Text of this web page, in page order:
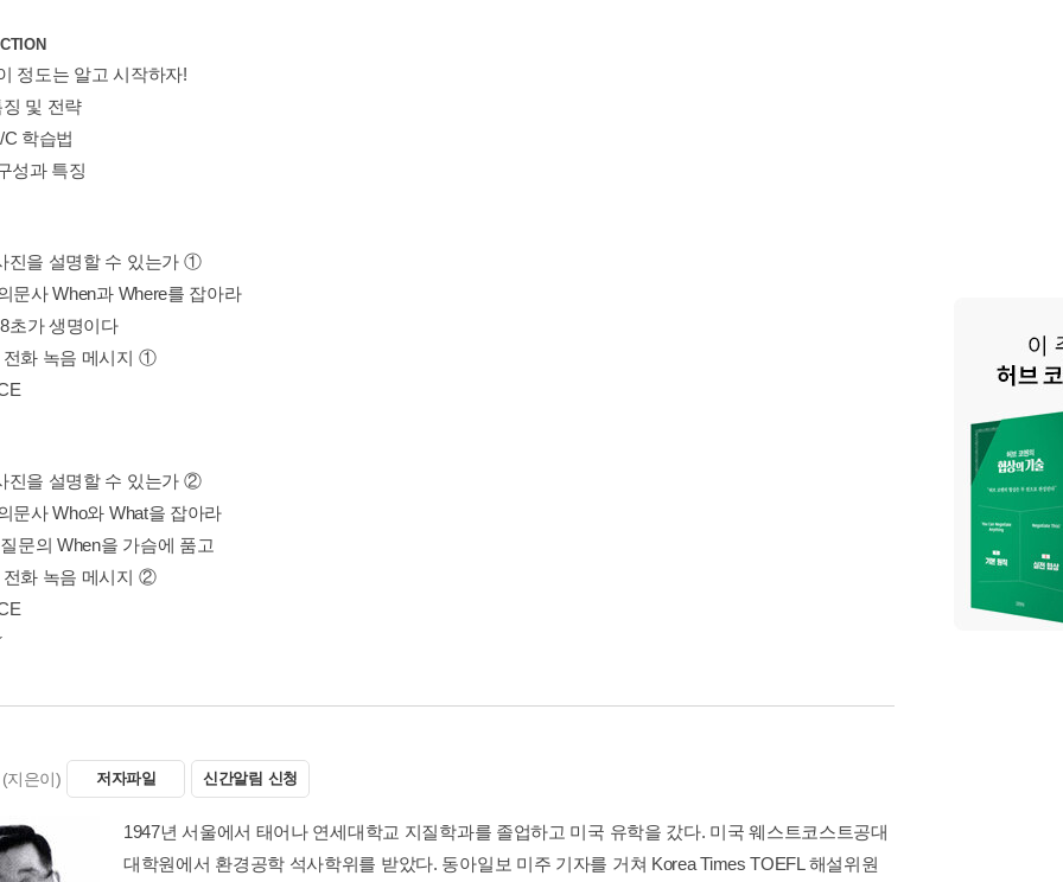
정도는 알고 시작하자!
및 전략
학습법
성과 특징
진을 설명할 수 있는가 ①
문사 When과 Where를 잡아라
초가 생명이다
전화 녹음 메시지 ①
진을 설명할 수 있는가 ②
문사 Who와 What을 잡아라
문의 When을 가슴에 품고
전화 녹음 메시지 ②
(지은이) 저자파일 신간알림 신청
1947년 서울에서 태어나 연세대학교 지질학과를 졸업하고 미국 유학을 갔다. 미국 웨스트코스트공대
대학원에서 환경공학 석사학위를 받았다. 동아일보 미주 기자를 거쳐 Korea Times TOEFL 해설위원